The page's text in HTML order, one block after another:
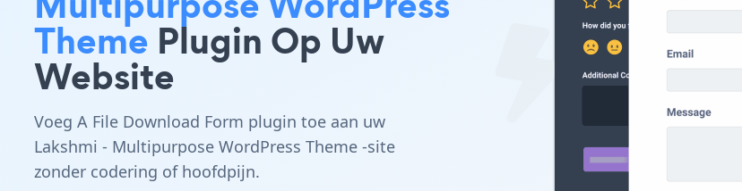
Theme Plugin Op Uw
Website
Voeg A File Download Form plugin toe aan uw
Lakshmi - Multipurpose WordPress Theme -site
zonder codering of hoofdpijn.